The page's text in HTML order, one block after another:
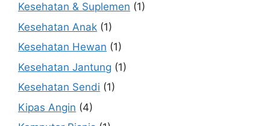
Kesehatan & Suplemen (1)
Kesehatan Anak (1)
Kesehatan Hewan (1)
Kesehatan Jantung (1)
Kesehatan Sendi (1)
Kipas Angin (4)